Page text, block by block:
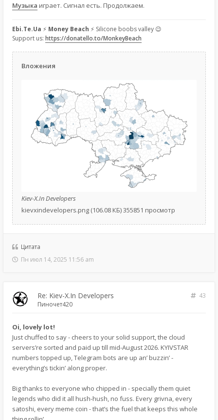
Музыка играет. Сигнал есть. Продолжаем.
Ebi.Te.Ua ⚡ Money Beach ⚡ Silicone boobs valley 😉
Support us: https://donatello.to/MonkeyBeach
Вложения
Kiev-X.In Developers
kievxindevelopers.png (106.08 КБ) 355851 просмотр
Цитата
Пн июл 14, 2025 11:56 am
Re: Kiev-X.In Developers
43
Пиночет420
Oi, lovely lot!
Just chuffed to say - cheers to your solid support, the cloud
servers’re sorted and paid up till mid-August 2026. KYIVSTAR
numbers topped up, Telegram bots are up an’ buzzin’ -
everything’s tickin’ along proper.
Big thanks to everyone who chipped in - specially them quiet
legends who did it all hush-hush, no fuss. Every grivna, every
satoshi, every meme coin - that’s the fuel that keeps this whole